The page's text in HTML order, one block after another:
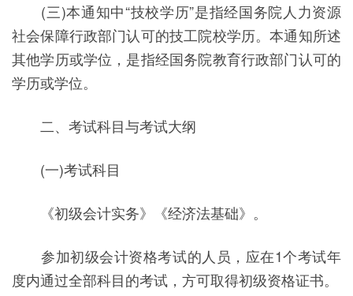
(三)本通知中“技校学历”是指经国务院人力资源
社会保障行政部门认可的技工院校学历。本通知所述
其他学历或学位，是指经国务院教育行政部门认可的
学历或学位。
二、考试科目与考试大纲
(一)考试科目
《初级会计实务》《经济法基础》。
参加初级会计资格考试的人员，应在1个考试年
度内通过全部科目的考试，方可取得初级资格证书。